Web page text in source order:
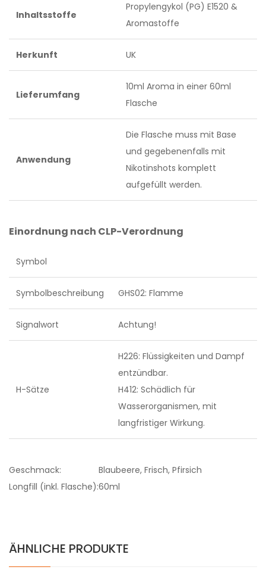
Inhaltsstoffe
Propylengykol (PG) E1520 &
Aromastoffe
Herkunft UK
Lieferumfang
10ml Aroma in einer 60ml
Flasche
Anwendung
Die Flasche muss mit Base
und gegebenenfalls mit
Nikotinshots komplett
aufgefüllt werden.
Einordnung nach CLP-Verordnung
Symbol
Symbolbeschreibung GHS02: Flamme
Signalwort Achtung!
H-Sätze
H226: Flüssigkeiten und Dampf
entzündbar.
H412: Schädlich für
Wasserorganismen, mit
langfristiger Wirkung.
Geschmack:
Blaubeere, Frisch, Pfirsich
Longfill (inkl. Flasche):60ml
ÄHNLICHE PRODUKTE